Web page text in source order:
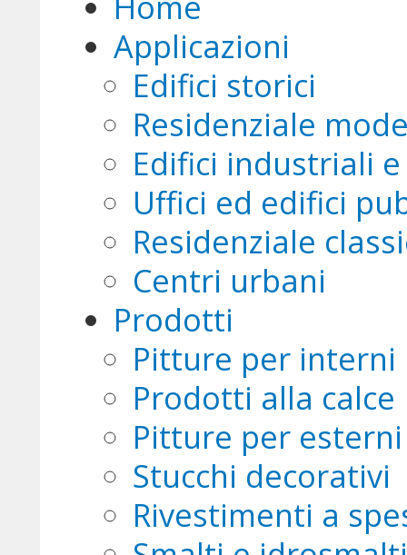
Applicazioni
Edifici storici
Residenziale
Edifici industriali
Uffici ed edifici
Residenziale
Centri urbani
Prodotti
Pitture per interni
Prodotti alla calce
Pitture per esterni
Stucchi decorativi
Rivestimenti a